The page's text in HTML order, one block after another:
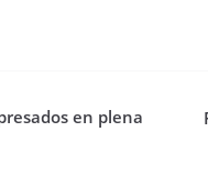
en plena